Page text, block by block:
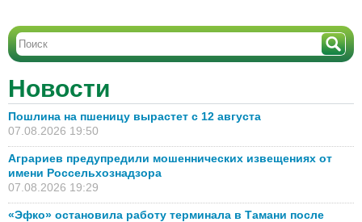
Новости
Пошлина на пшеницу вырастет с 12 августа
07.08.2026 19:50
Аграриев предупредили мошеннических извещениях от
имени Россельхознадзора
07.08.2026 19:29
«Эфко» остановила работу терминала в Тамани после